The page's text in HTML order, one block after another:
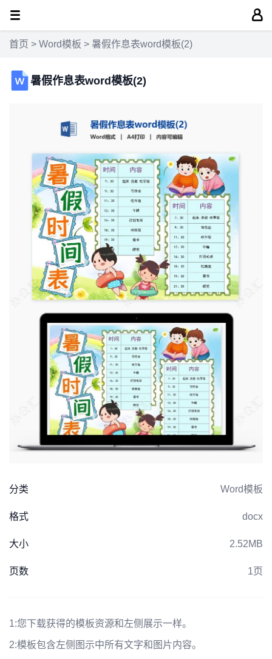
首页 > Word模板 > 暑假作息表word模板(2)
暑假作息表word模板(2)
分类 Word模板
格式 docx
大小 2.52MB
页数 1页
1:您下载获得的模板资源和左侧展示一样。
2:模板包含左侧图示中所有文字和图片内容。